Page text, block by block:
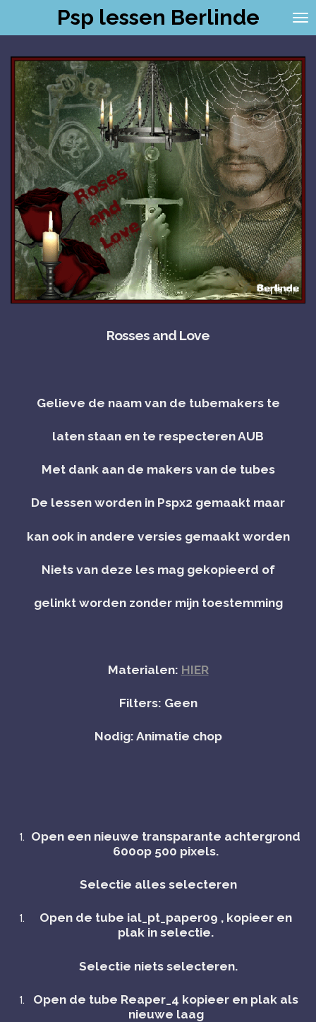
de
hoofdinhoud
Psp lessen Berlinde
Rosses and Love
Gelieve de naam van de tubemakers te
laten staan en te respecteren AUB
Met dank aan de makers van de tubes
De lessen worden in Pspx2 gemaakt maar
kan ook in andere versies gemaakt worden
Niets van deze les mag gekopieerd of
gelinkt worden zonder mijn toestemming
Materialen: HIER
Filters: Geen
Nodig: Animatie chop
Open een nieuwe transparante achtergrond
600op 500 pixels.
Selectie alles selecteren
Open de tube ial_pt_paper09 , kopieer en
plak in selectie.
Selectie niets selecteren.
Open de tube Reaper_4 kopieer en plak als
nieuwe laag